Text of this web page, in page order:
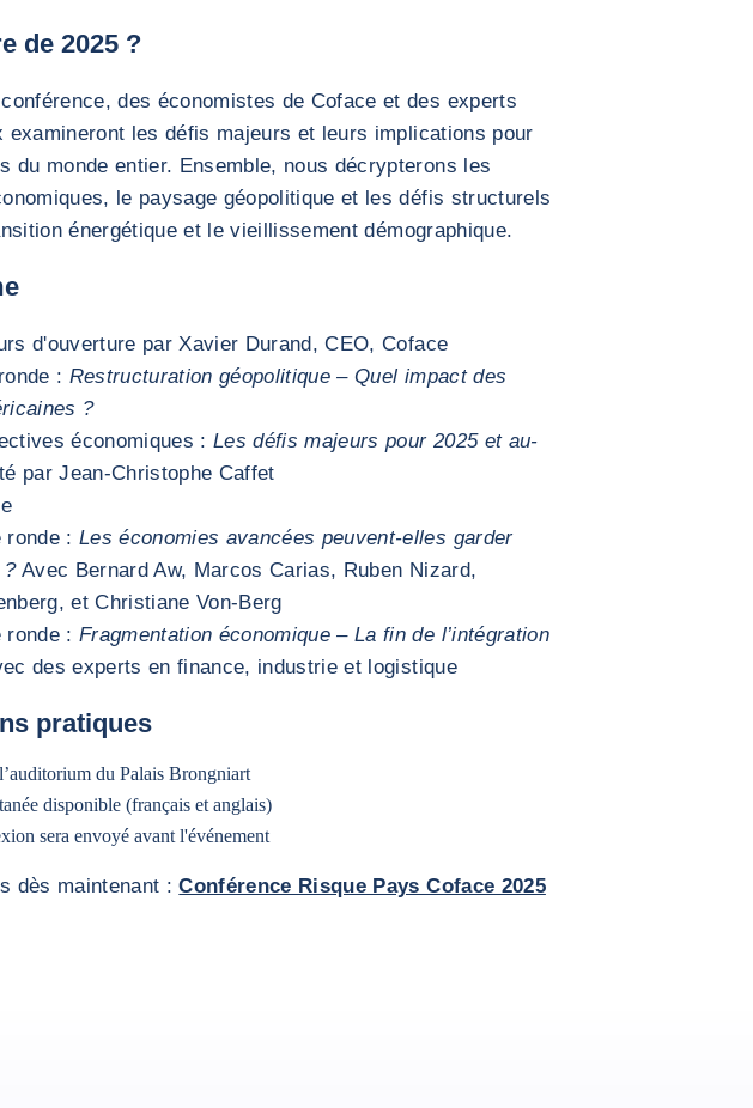
de 2025 ?
des économistes de Coface et des experts
examineront les défis majeurs et leurs implications pour
du monde entier. Ensemble, nous décrypterons les
le paysage géopolitique et les défis structurels
énergétique et le vieillissement démographique.
d'ouverture par Xavier Durand, CEO, Coface
: Restructuration géopolitique – Quel impact des
?
économiques :Les défis majeurs pour 2025 et au-
par Jean-Christophe Caffet
ronde : Les économies avancées peuvent-elles garder
?Avec Bernard Aw, Marcos Carias, Ruben Nizard,
et Christiane Von-Berg
ronde : Fragmentation économique – La fin de l’intégration
des experts en finance, industrie et logistique
pratiques
du Palais Brongniart
disponible (français et anglais)
sera envoyé avant l'événement
dès maintenant :Conférence Risque Pays Coface 2025